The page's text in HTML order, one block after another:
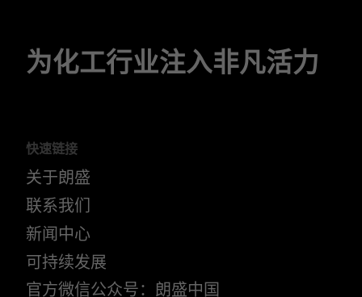
为化工行业注入非凡活力
快速链接
关于朗盛
联系我们
新闻中心
可持续发展
官方微信公众号：朗盛中国